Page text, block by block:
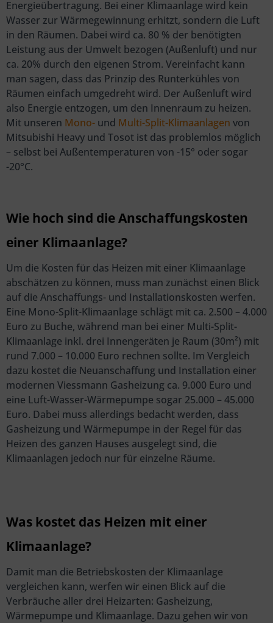
Energieübertragung. Bei einer Klimaanlage wird kein
Wasser zur Wärmegewinnung erhitzt, sondern die Luft
in den Räumen. Dabei wird ca. 80 % der benötigten
Leistung aus der Umwelt bezogen (Außenluft) und nur
ca. 20% durch den eigenen Strom. Vereinfacht kann
man sagen, dass das Prinzip des Runterkühles von
Räumen einfach umgedreht wird. Der Außenluft wird
also Energie entzogen, um den Innenraum zu heizen.
Mit unseren Mono- und Multi-Split-Klimaanlagen von
Mitsubishi Heavy und Tosot ist das problemlos möglich
– selbst bei Außentemperaturen von -15° oder sogar
-20°C.
Wie hoch sind die Anschaffungskosten
einer Klimaanlage?
Um die Kosten für das Heizen mit einer Klimaanlage
abschätzen zu können, muss man zunächst einen Blick
auf die Anschaffungs- und Installationskosten werfen.
Eine Mono-Split-Klimaanlage schlägt mit ca. 2.500 – 4.000
Euro zu Buche, während man bei einer Multi-Split-
Klimaanlage inkl. drei Innengeräten je Raum (30m²) mit
rund 7.000 – 10.000 Euro rechnen sollte. Im Vergleich
dazu kostet die Neuanschaffung und Installation einer
modernen Viessmann Gasheizung ca. 9.000 Euro und
eine Luft-Wasser-Wärmepumpe sogar 25.000 – 45.000
Euro. Dabei muss allerdings bedacht werden, dass
Gasheizung und Wärmepumpe in der Regel für das
Heizen des ganzen Hauses ausgelegt sind, die
Klimaanlagen jedoch nur für einzelne Räume.
Was kostet das Heizen mit einer
Klimaanlage?
Damit man die Betriebskosten der Klimaanlage
vergleichen kann, werfen wir einen Blick auf die
Verbräuche aller drei Heizarten: Gasheizung,
Wärmepumpe und Klimaanlage. Dazu gehen wir von